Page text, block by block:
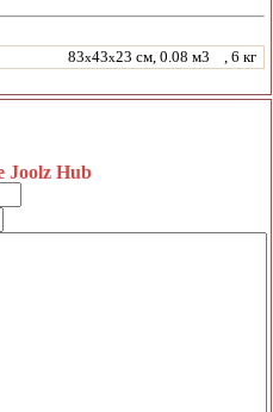
83x43x23 см, 0.08 м3 , 6 кг
Joolz Hub